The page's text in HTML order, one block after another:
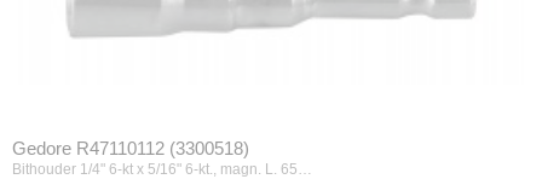
Gedore R47110112 (3300518)
Bithouder 1/4" 6-kt x 5/16" 6-kt., magn. L. 65…